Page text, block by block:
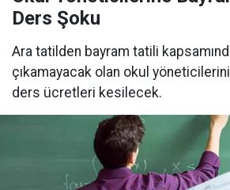
Ders Şoku
Ara tatilden bayram tatili
çıkamayacak olan okul
ders ücretleri kesilecek.